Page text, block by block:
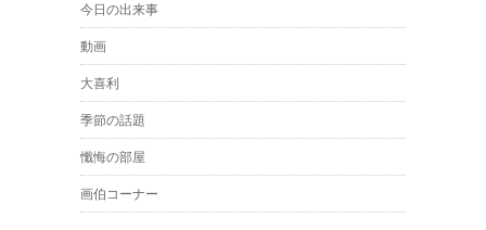
今日の出来事
動画
大喜利
季節の話題
懺悔の部屋
画伯コーナー